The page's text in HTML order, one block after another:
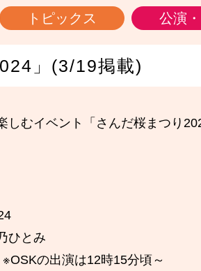
トピックス 公演
」(3/19掲載)
しむイベント「さんだ桜まつり
ひとみ
の出演は12時15分頃～